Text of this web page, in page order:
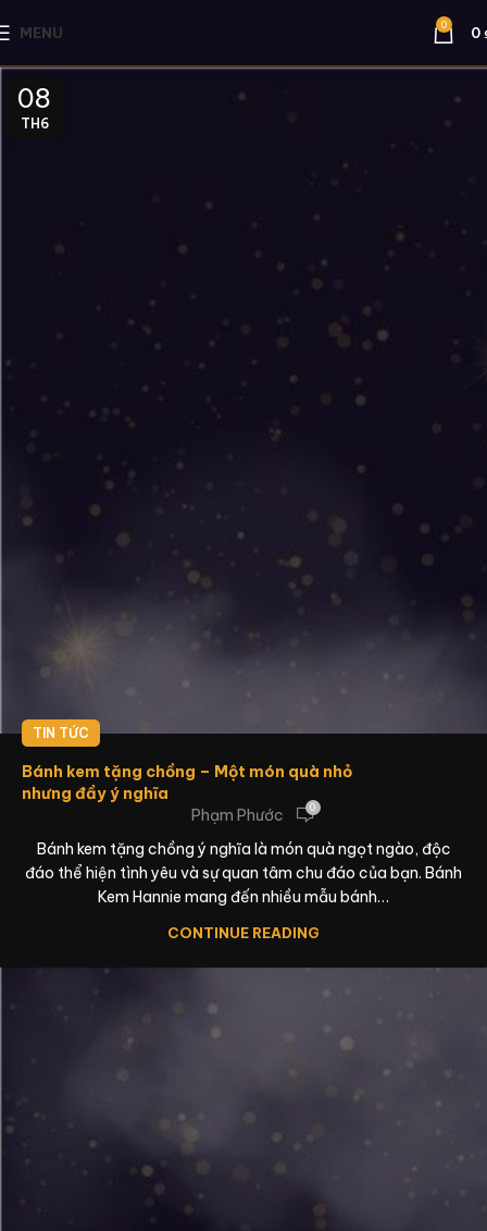
MENU 0 0
08
TH6
TIN TỨC
Bánh kem tặng chồng – Một món quà nhỏ
nhưng đầy ý nghĩa
Phạm Phước
0
Bánh kem tặng chồng ý nghĩa là món quà ngọt ngào, độc
đáo thể hiện tình yêu và sự quan tâm chu đáo của bạn. Bánh
Kem Hannie mang đến nhiều mẫu bánh…
CONTINUE READING